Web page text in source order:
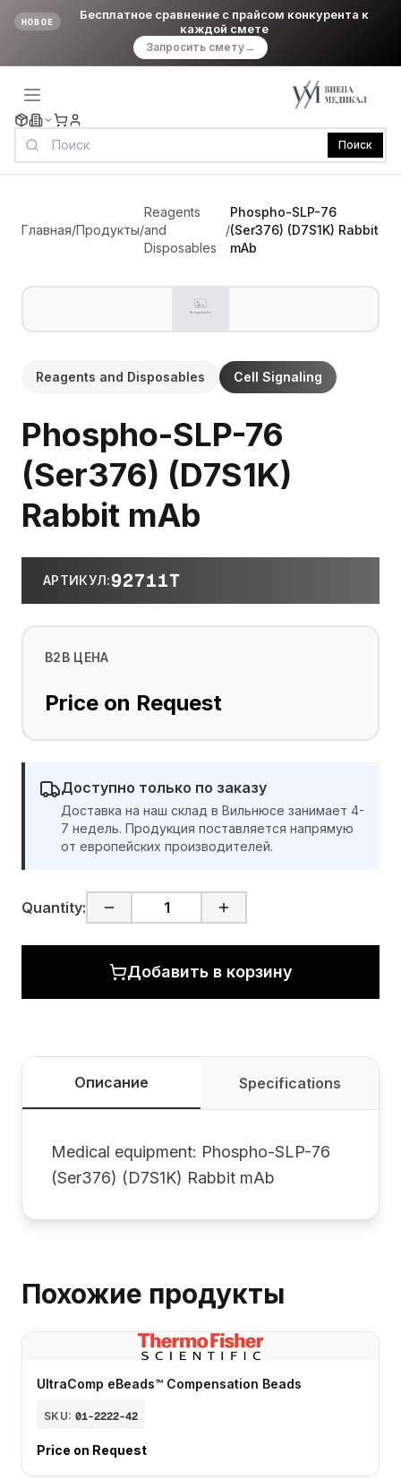
НОВОЕ
Бесплатное сравнение с прайсом конкурента к
каждой смете
Запросить смету→
Поиск
Главная/Продукты/
Reagents
and
Disposables
/
Phospho-SLP-76
(Ser376) (D7S1K) Rabbit
mAb
Reagents and Disposables Cell Signaling
Phospho-SLP-76
(Ser376) (D7S1K)
Rabbit mAb
АРТИКУЛ:92711T
B2B ЦЕНА
Price on Request
Доступно только по заказу
Доставка на наш склад в Вильнюсе занимает 4-
7 недель. Продукция поставляется напрямую
от европейских производителей.
Quantity:
Добавить в корзину
Описание Specifications
Medical equipment: Phospho-SLP-76
(Ser376) (D7S1K) Rabbit mAb
Похожие продукты
UltraComp eBeads™ Compensation Beads
SKU: 01-2222-42
Price on Request